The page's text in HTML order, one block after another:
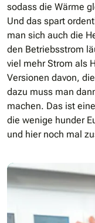
sodass die Wärme
Und das spart
man sich auch die
den Betriebsstrom
viel mehr Strom als
Versionen davon,
dazu muss man
machen. Das ist
die wenige hunder
und hier noch mal